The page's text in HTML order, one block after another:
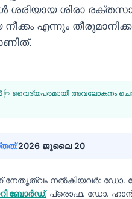
ശരിയായ ശിരാ
എന്നും
🩺 വൈദ്യപരമായി അവലോകനം
2026 ജൂലൈ 20
നേതൃത്വം നൽകിയവർ: ഡോ.
ബോർഡ്, പ്രൊഫ. ഡോ.